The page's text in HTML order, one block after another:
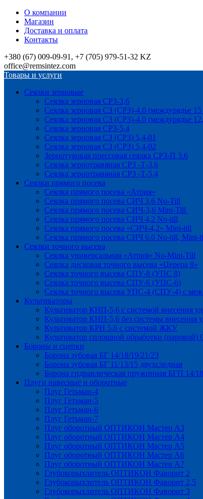
О компании
Магазин
Доставка и оплата
Контакты
+380 (67) 009-09-91, +7 (705) 979-51-32 KZ
office@remsintez.com
Товары и услуги
Сеялки зерновые
Сеялка зерновая СРЗ-3,6
Сеялка зерновая СЗ (СРЗ)-4.0 (междурядье
Сеялка зерновая СЗ (СРЗ)-4.0 (междурядье
Сеялка зерновая СРЗ-5,4
Сеялка зерновая СЗ (СРЗ) 5,4-01
Сеялка зерновая СЗ (СРЗ) 5,4-02
Зернотуковая прессовая сеялка СРЗ-П 3.6
Сеялка зернотравяная СРЗ -Т-3,6
Сеялка зернотравяная СРЗ -Т-5,4
Сеялки прямого посева
Сеялка прямого посева «Атрия»
Сеялка прямого посева СИЧ 3,6 No-Till
Сеялка прямого посева СИЧ-3,6 Mini-Till
Сеялка прямого посева СИЧ 4,2 No-till
Сеялка прямого посева «СИЧ-4,2» Mini-till
Сеялка прямого посева СИЧ 6.0 No-till, Mini-
Сеялки точного высева
Сеялка универсальная «Атрия» No-Mini-Till
Сеялка дисковая точного высева «Церера 8»
Сеялка точного высева СПУ-8 (УПС 8)
Сеялка точного высева СПУ-6 (УПС-6)
Сеялка точного высева УПС-4 (СПУ-4) с
Культиваторы
Культиватор КНП-5,6 с системой внесения
Культиватор КНП-5,6 без системы внесения
Культиватор КРН 5.6 с системой ЖКУ
Культиватор сплошной обработки (паровой)
Бороны и сцепки
Борона зубовая БГ 14/18/19/21/23
Борона зубовая БГ 11/13/15 двухследная
Борона гидравлическая пружинная БГП 14/18
Плуги навесные и оборотные
Плуг Гетьман-4
Плуг Гетьман-5
Плуг Гетьман-6
Плуг Гетьман-7
Плуг оборотный ОПТИКОН Мастер А3
Плуг оборотный ОПТИКОН Мастер А4
Плуг оборотный ОПТИКОН Мастер А5
Плуг оборотный ОПТИКОН Мастер А6
Плуг оборотный ОПТИКОН Мастер А7
Глубокорыхлитель ОПТИКОН Фаворит 2
Глубокорыхлитель ОПТИКОН Фаворит 2,5
Глубокорыхлитель ОПТИКОН Фаворит 3